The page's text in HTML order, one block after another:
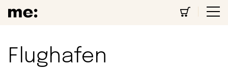
Flughafen